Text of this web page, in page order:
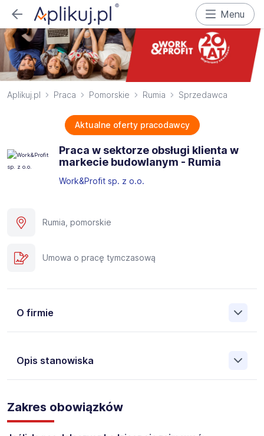
Menu
Aplikuj.pl Praca Pomorskie Rumia Sprzedawca
Aktualne oferty pracodawcy
Praca w sektorze obsługi klienta w
markecie budowlanym - Rumia
Work&Profit sp. z o.o.
Rumia, pomorskie
Umowa o pracę tymczasową
O firmie
Opis stanowiska
Pośrednictwa Pracy i Doradztwa Personalnego Work &
Profit jest obecnie jedną z największych niezależnych
polskich agencji zatrudnienia. W ciągu wielu lat naszej
Zakres obowiązków